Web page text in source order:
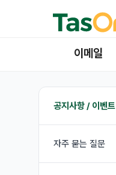
이메일
공지사항 / 이벤트
자주 묻는 질문